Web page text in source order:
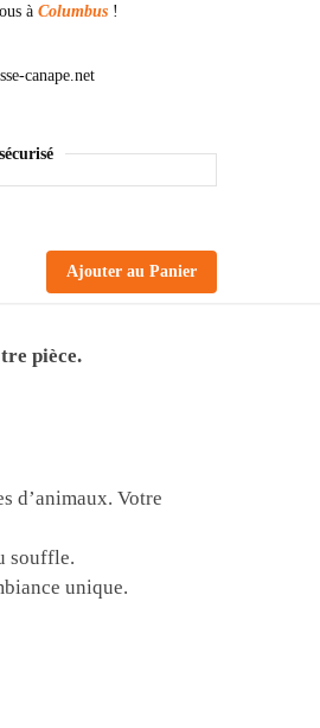
àColumbus !
Ajouter au Panier
pièce.
d’animaux. Votre
souffle.
unique.